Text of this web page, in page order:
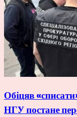
Обіцяв
НГУ постане